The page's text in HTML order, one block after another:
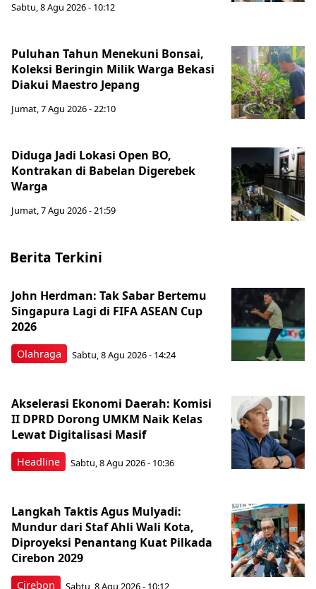
Sabtu, 8 Agu 2026 - 10:12
Puluhan Tahun Menekuni Bonsai,
Koleksi Beringin Milik Warga Bekasi
Diakui Maestro Jepang
Jumat, 7 Agu 2026 - 22:10
Diduga Jadi Lokasi Open BO,
Kontrakan di Babelan Digerebek
Warga
Jumat, 7 Agu 2026 - 21:59
Berita Terkini
Olahraga
John Herdman: Tak Sabar Bertemu
Singapura Lagi di FIFA ASEAN Cup
2026
Sabtu, 8 Agu 2026 - 14:24
Headline
Akselerasi Ekonomi Daerah: Komisi
II DPRD Dorong UMKM Naik Kelas
Lewat Digitalisasi Masif
Sabtu, 8 Agu 2026 - 10:36
Cirebon
Langkah Taktis Agus Mulyadi:
Mundur dari Staf Ahli Wali Kota,
Diproyeksi Penantang Kuat Pilkada
Cirebon 2029
Sabtu, 8 Agu 2026 - 10:12